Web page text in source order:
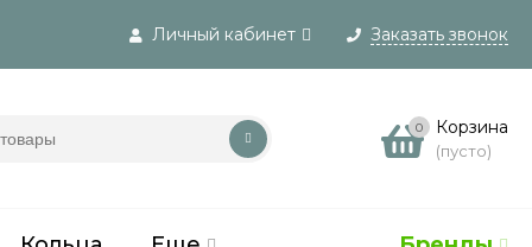
Личный кабинет Заказать звонок
0 Корзина
(пусто)